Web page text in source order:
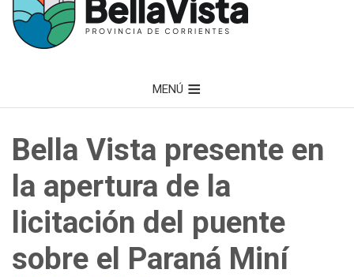
MENÚ
Bella Vista presente en
la apertura de la
licitación del puente
sobre el Paraná Miní